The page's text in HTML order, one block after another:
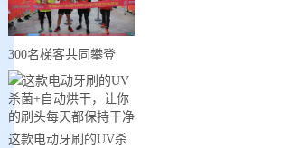
300名梯客共同攀登
2019国际垂直马拉松超
级精英赛顺德海骏达中
心站欢乐开跑
这款电动牙刷的UV杀